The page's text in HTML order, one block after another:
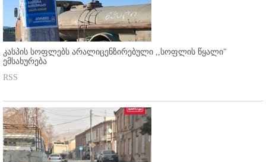
კასპის სოფლებს არალიცენზირებული ,,სოფლის წყალი"
ემსახურება
RSS